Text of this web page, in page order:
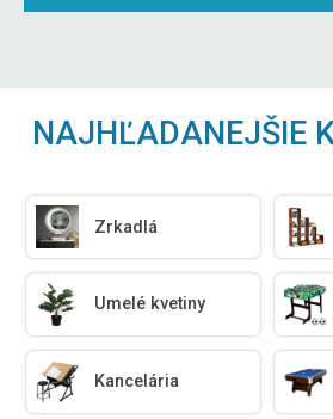
NAJHĽADANEJŠIE
Zrkadlá
Umelé kvetiny
Kancelária